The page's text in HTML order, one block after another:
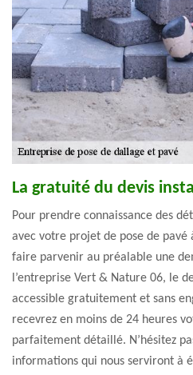
La gratuité du devis
Pour prendre connaissance des
avec votre projet de pose de pavé
faire parvenir au préalable une
l’entreprise Vert & Nature 06, le
accessible gratuitement et sans
recevrez en moins de 24 heures
parfaitement détaillé. N’hésitez
informations qui nous serviront à